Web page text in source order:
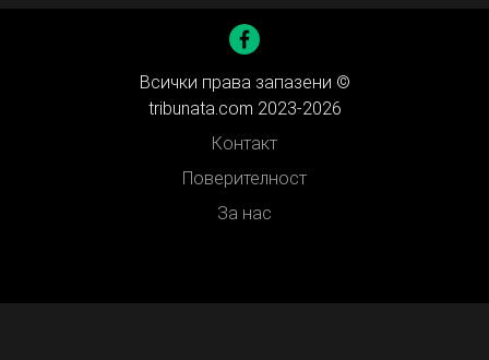
Всички права запазени ©
tribunata.com 2023-2026
Контакт
Поверителност
За нас